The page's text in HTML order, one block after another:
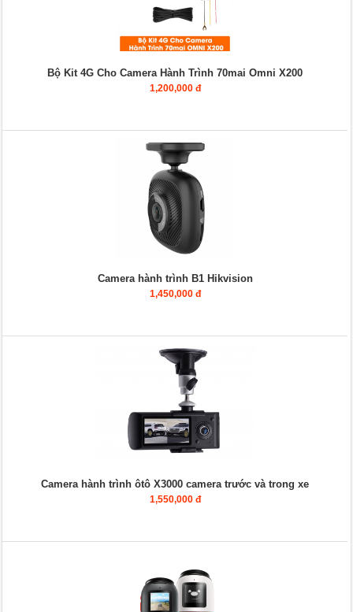
Bộ Kit 4G Cho Camera Hành Trình 70mai Omni X200
1,200,000 đ
Camera hành trình B1 Hikvision
1,450,000 đ
Camera hành trình ôtô X3000 camera trước và trong xe
1,550,000 đ